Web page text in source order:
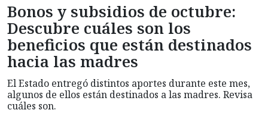
Bonos y subsidios de octubre:
Descubre cuáles son los
beneficios que están destinados
hacia las madres
El Estado entregó distintos aportes durante este mes,
algunos de ellos están destinados a las madres. Revisa
cuáles son.